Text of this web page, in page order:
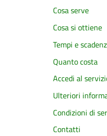
Cosa serve
Cosa si ottiene
Tempi e
Quanto costa
Accedi al
Ulteriori
Condizioni di
Contatti